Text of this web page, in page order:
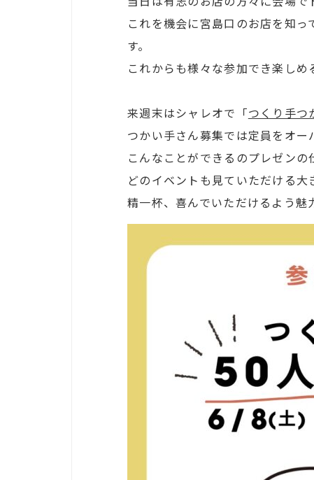
これを機会に宮島口のお店を知
す。
これからも様々な参加でき楽しめ
来週末はシャレオで「つくり手つ
つかい手さん募集では定員をオー
こんなことができるのプレゼンの
どのイベントも見ていただける大
精一杯、喜んでいただけるよう魅